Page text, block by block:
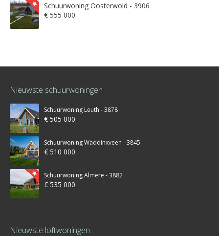
Schuurwoning Oosterwold - 3906
€ 555 000
Nieuwste schuurwoningen
Schuurwoning Leuth - 3878
€ 505 000
Schuurwoning Waddinxveen - 3845
€ 510 000
Schuurwoning Almere - 3882
€ 535 000
Nieuwste loftwoningen